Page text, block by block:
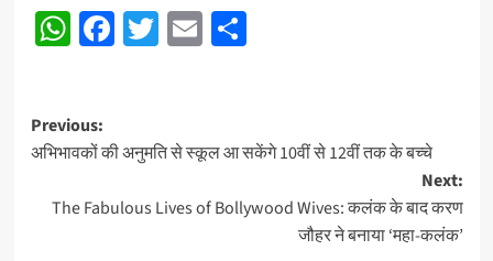
WhatsApp
Facebook
Twitter
EmailShare
Post
navigation
Previous:
अभिभावकों की अनुमति से स्कूल आ सकेंगे 10वीं से 12वीं तक के बच्चे
Next:
The Fabulous Lives of Bollywood Wives: कलंक के बाद करण
जौहर ने बनाया ‘महा-कलंक’